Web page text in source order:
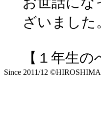
ざいました
【１年生
Since 2011/12